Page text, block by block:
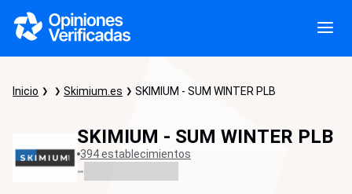
Inicio Skimium.es SKIMIUM - SUM WINTER PLB
SKIMIUM - SUM WINTER PLB
394 establecimientos
-